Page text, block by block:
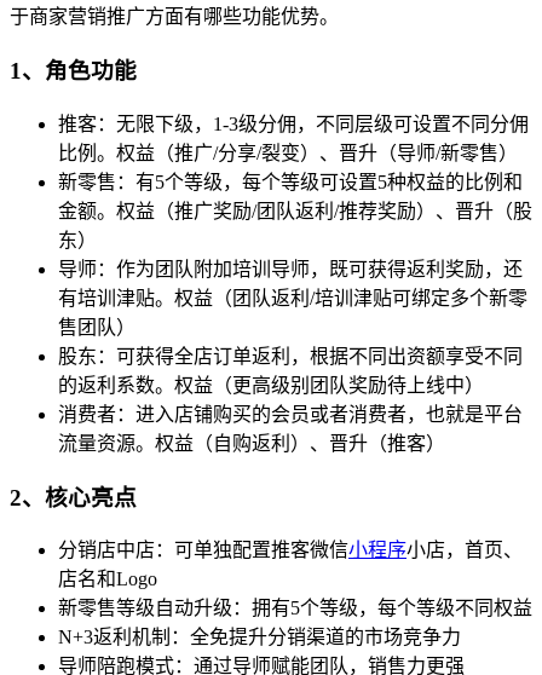
于商家营销推广方面有哪些功能优势。
1、角色功能
推客：无限下级，1-3级分佣，不同层级可设置不同分佣
比例。权益（推广/分享/裂变）、晋升（导师/新零售）
新零售：有5个等级，每个等级可设置5种权益的比例和
金额。权益（推广奖励/团队返利/推荐奖励）、晋升（股
东）
导师：作为团队附加培训导师，既可获得返利奖励，还
有培训津贴。权益（团队返利/培训津贴可绑定多个新零
售团队）
股东：可获得全店订单返利，根据不同出资额享受不同
的返利系数。权益（更高级别团队奖励待上线中）
消费者：进入店铺购买的会员或者消费者，也就是平台
流量资源。权益（自购返利）、晋升（推客）
2、核心亮点
分销店中店：可单独配置推客微信小程序小店，首页、
店名和Logo
新零售等级自动升级：拥有5个等级，每个等级不同权益
N+3返利机制：全免提升分销渠道的市场竞争力
导师陪跑模式：通过导师赋能团队，销售力更强